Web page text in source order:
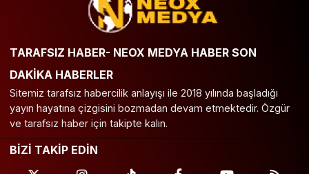
TARAFSIZ HABER- NEOX MEDYA HABER SON
DAKİKA HABERLER
Sitemiz tarafsız habercilik anlayışı ile 2018 yılında başladığı
yayın hayatına çizgisini bozmadan devam etmektedir. Özgür
ve tarafsız haber için takipte kalın.
BİZİ TAKİP EDİN